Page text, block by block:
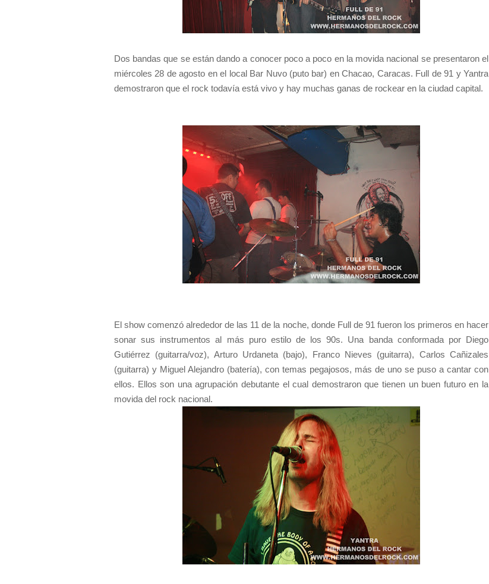
Dos bandas que se están dando a conocer poco a poco en la movida nacional se presentaron el
miércoles 28 de agosto en el local Bar Nuvo (puto bar) en Chacao, Caracas. Full de 91 y Yantra
demostraron que el rock todavía está vivo y hay muchas ganas de rockear en la ciudad capital.
El show comenzó alrededor de las 11 de la noche, donde Full de 91 fueron los primeros en hacer
sonar sus instrumentos al más puro estilo de los 90s. Una banda conformada por Diego
Gutiérrez (guitarra/voz), Arturo Urdaneta (bajo), Franco Nieves (guitarra), Carlos Cañizales
(guitarra) y Miguel Alejandro (batería), con temas pegajosos, más de uno se puso a cantar con
ellos. Ellos son una agrupación debutante el cual demostraron que tienen un buen futuro en la
movida del rock nacional.